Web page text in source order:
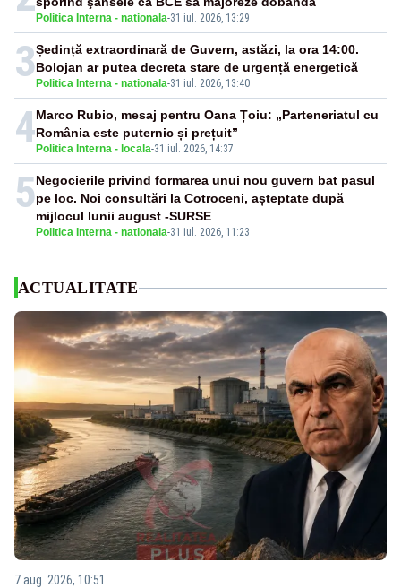
Politica Interna - nationala-31 iul. 2026, 13:29
3 Politica Interna - nationala-31 iul. 2026, 13:40
Ședință extraordinară de Guvern, astăzi, la ora 14:00.
Bolojan ar putea decreta stare de urgență energetică
4 Politica Interna - locala-31 iul. 2026, 14:37
Marco Rubio, mesaj pentru Oana Țoiu: „Parteneriatul cu
România este puternic și prețuit”
5
Politica Interna - nationala-31 iul. 2026, 11:23
Negocierile privind formarea unui nou guvern bat pasul
pe loc. Noi consultări la Cotroceni, așteptate după
mijlocul lunii august -SURSE
ACTUALITATE
7 aug. 2026, 10:51